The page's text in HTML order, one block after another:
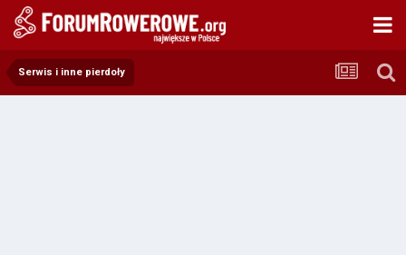
Serwis i inne pierdoły